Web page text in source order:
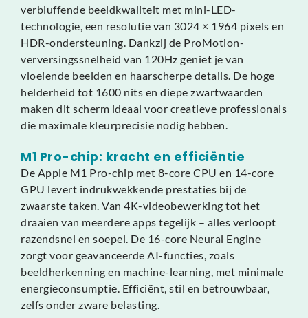
verbluffende beeldkwaliteit met mini-LED-
technologie, een resolutie van 3024 × 1964 pixels en
HDR-ondersteuning. Dankzij de ProMotion-
verversingssnelheid van 120Hz geniet je van
vloeiende beelden en haarscherpe details. De hoge
helderheid tot 1600 nits en diepe zwartwaarden
maken dit scherm ideaal voor creatieve professionals
die maximale kleurprecisie nodig hebben.
M1 Pro-chip: kracht en efficiëntie
De Apple M1 Pro-chip met 8-core CPU en 14-core
GPU levert indrukwekkende prestaties bij de
zwaarste taken. Van 4K-videobewerking tot het
draaien van meerdere apps tegelijk – alles verloopt
razendsnel en soepel. De 16-core Neural Engine
zorgt voor geavanceerde AI-functies, zoals
beeldherkenning en machine-learning, met minimale
energieconsumptie. Efficiënt, stil en betrouwbaar,
zelfs onder zware belasting.